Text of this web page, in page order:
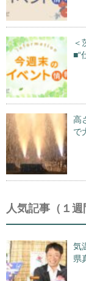
＜
■“
高
で
人気記事（１週
気
県